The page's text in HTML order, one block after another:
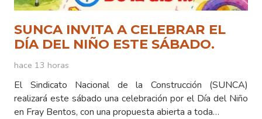
SUNCA INVITA A CELEBRAR EL
DÍA DEL NIÑO ESTE SÁBADO.
hace 13 horas
El Sindicato Nacional de la Construcción (SUNCA)
realizará este sábado una celebración por el Día del Niño
en Fray Bentos, con una propuesta abierta a toda…